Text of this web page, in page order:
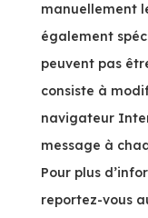
manuellement
également
peuvent pas
consiste à
navigateur
message à
Pour plus
reportez-vous